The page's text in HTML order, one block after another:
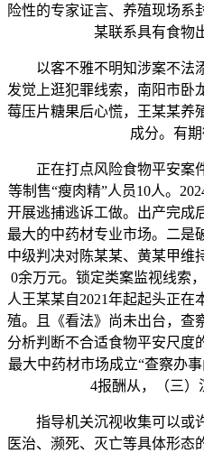
险性的专家证言、养殖现场系
某联系具有食物
以客不雅不明知涉案不法添
发觉上逛犯罪线索，南阳市卧
莓压片糖果后心慌，王某某养
成分。有期
正在打点风险食物平安案件
等制售“瘦肉精”人员10人。
开展逃捕逃诉工做。出产完成
最大的中药材专业市场。二是
中级判决对陈某某、黄某甲维
0余万元。锁定类案监视线索
人王某某自2021年起起头正
殖。且《看法》尚未出台，查
分析判断不合适食物平安尺度
最大中药材市场成立“查察办
4报酬从，（三）
指导机关沉视收集可以或许
医治、濒死、灭亡等具体形态